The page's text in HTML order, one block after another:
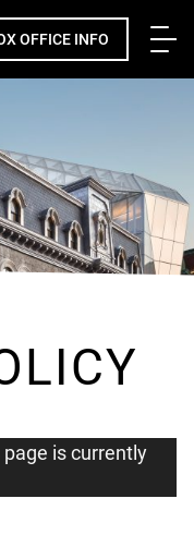
OFFICE INFO
is currently